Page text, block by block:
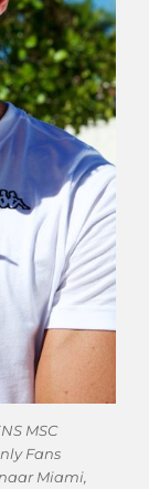
MSC
Fans
Miami,